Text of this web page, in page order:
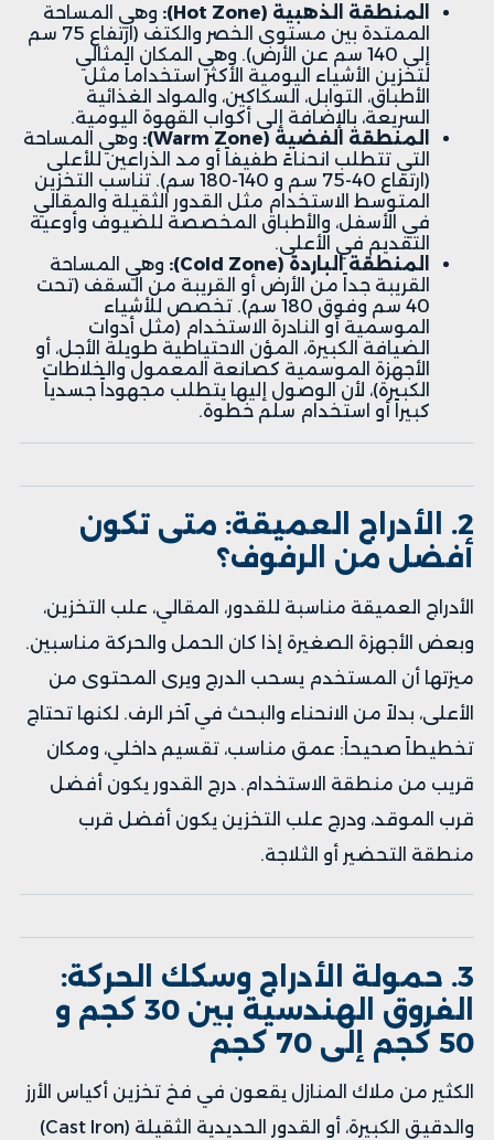
المنطقة الذهبية (Hot Zone):
وهي المساحة
الممتدة بين مستوى الخصر والكتف (ارتفاع 75 سم
إلى 140 سم عن الأرض). وهي المكان المثالي
لتخزين الأشياء اليومية الأكثر استخداماً مثل
الأطباق، التوابل، السكاكين، والمواد الغذائية
السريعة، بالإضافة إلى أكواب القهوة اليومية.
المنطقة الفضية (Warm Zone):
وهي المساحة
التي تتطلب انحناءً طفيفاً أو مد الذراعين للأعلى
(ارتفاع 40-75 سم و 140-180 سم). تناسب التخزين
المتوسط الاستخدام مثل القدور الثقيلة والمقالي
في الأسفل، والأطباق المخصصة للضيوف وأوعية
التقديم في الأعلى.
المنطقة الباردة (Cold Zone):
وهي المساحة
القريبة جداً من الأرض أو القريبة من السقف (تحت
40 سم وفوق 180 سم). تخصص للأشياء
الموسمية أو النادرة الاستخدام (مثل أدوات
الضيافة الكبيرة، المؤن الاحتياطية طويلة الأجل، أو
الأجهزة الموسمية كصانعة المعمول والخلاطات
الكبيرة)، لأن الوصول إليها يتطلب مجهوداً جسدياً
كبيراً أو استخدام سلم خطوة.
2. الأدراج العميقة: متى تكون
أفضل من الرفوف؟
الأدراج العميقة مناسبة للقدور، المقالي، علب التخزين،
وبعض الأجهزة الصغيرة إذا كان الحمل والحركة مناسبين.
ميزتها أن المستخدم يسحب الدرج ويرى المحتوى من
الأعلى، بدلاً من الانحناء والبحث في آخر الرف. لكنها تحتاج
تخطيطاً صحيحاً: عمق مناسب، تقسيم داخلي، ومكان
قريب من منطقة الاستخدام. درج القدور يكون أفضل
قرب الموقد، ودرج علب التخزين يكون أفضل قرب
منطقة التحضير أو الثلاجة.
3. حمولة الأدراج وسكك الحركة:
الفروق الهندسية بين 30 كجم و
50 كجم إلى 70 كجم
الكثير من ملاك المنازل يقعون في فخ تخزين أكياس الأرز
والدقيق الكبيرة، أو القدور الحديدية الثقيلة (Cast Iron)